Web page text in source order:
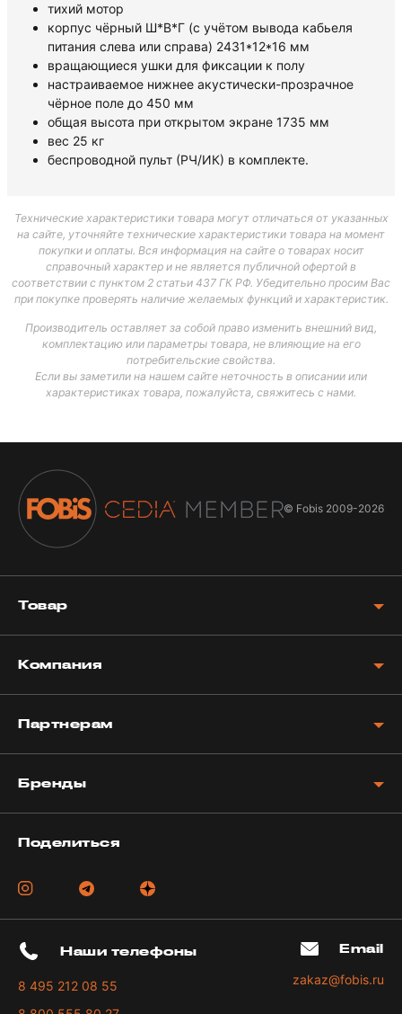
тихий мотор
корпус чёрный Ш*В*Г (с учётом вывода кабьеля
питания слева или справа) 2431*12*16 мм
вращающиеся ушки для фиксации к полу
настраиваемое нижнее акустически-прозрачное
чёрное поле до 450 мм
общая высота при открытом экране 1735 мм
вес 25 кг
беспроводной пульт (РЧ/ИК) в комплекте.
Технические характеристики товара могут отличаться от указанных
на сайте, уточняйте технические характеристики товара на момент
покупки и оплаты. Вся информация на сайте о товарах носит
справочный характер и не является публичной офертой в
соответствии с пунктом 2 статьи 437 ГК РФ. Убедительно просим Вас
при покупке проверять наличие желаемых функций и характеристик.
Производитель оставляет за собой право изменить внешний вид,
комплектацию или параметры товара, не влияющие на его
потребительские свойства.
Если вы заметили на нашем сайте неточность в описании или
характеристиках товара, пожалуйста, свяжитесь с нами.
© Fobis 2009-2026
Товар
Компания
Партнерам
Бренды
Поделиться
Наши телефоны
8 495 212 08 55
Email
zakaz@fobis.ru